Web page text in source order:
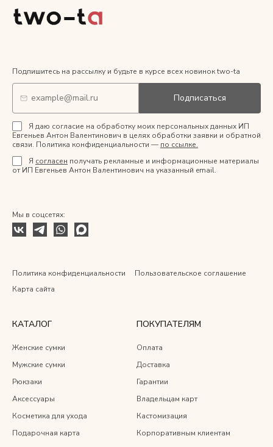
Подпишитесь на рассылку и будьте в курсе всех новинок two-ta
Подписаться
Я даю согласие на обработку моих персональных данных ИП
Евгеньев Антон Валентинович в целях обработки заявки и обратной
связи. Политика конфиденциальности — по ссылке.
Я согласен получать рекламные и информационные материалы
от ИП Евгеньев Антон Валентинович на указанный email.
Мы в соцсетях:
Политика конфиденциальности
Пользовательское соглашение
Карта сайта
КАТАЛОГ
Женские сумки
Мужские сумки
Рюкзаки
Аксессуары
Косметика для ухода
Подарочная карта
ПОКУПАТЕЛЯМ
Оплата
Доставка
Гарантии
Владельцам карт
Кастомизация
Корпоративным клиентам